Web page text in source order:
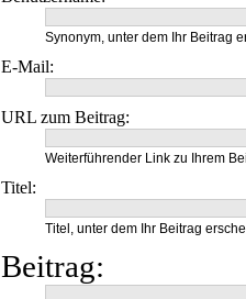
Synonym, unter dem Ihr Beitrag
E-Mail:
URL zum Beitrag:
Weiterführender Link zu Ihrem
Titel:
Titel, unter dem Ihr Beitrag
Beitrag: